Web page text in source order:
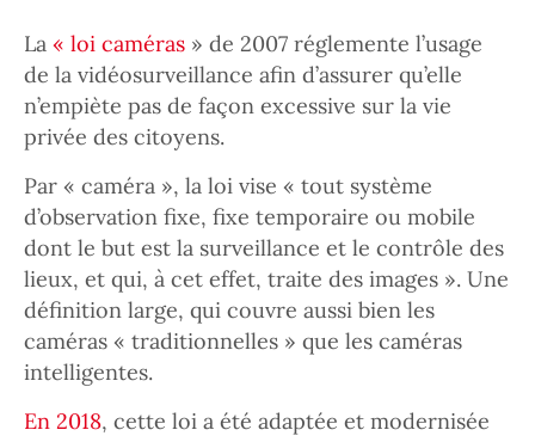
La « loi caméras » de 2007 réglemente l’usage
de la vidéosurveillance afin d’assurer qu’elle
n’empiète pas de façon excessive sur la vie
privée des citoyens.
Par « caméra », la loi vise « tout système
d’observation fixe, fixe temporaire ou mobile
dont le but est la surveillance et le contrôle des
lieux, et qui, à cet effet, traite des images ». Une
définition large, qui couvre aussi bien les
caméras « traditionnelles » que les caméras
intelligentes.
En 2018, cette loi a été adaptée et modernisée